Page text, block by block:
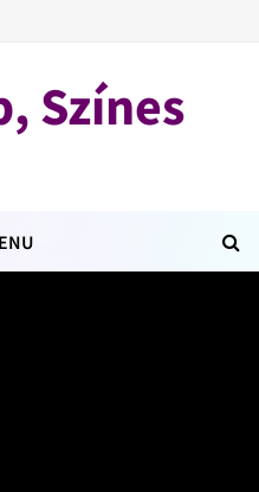
Színes